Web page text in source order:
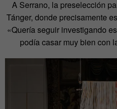
A Serrano, la preselección
Tánger, donde precisamente
«Quería seguir investigando
podía casar muy bien con